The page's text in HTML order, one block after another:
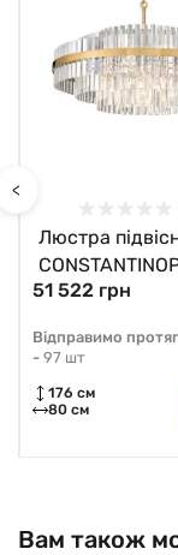
<
Люстра
P0567-16A-
51 522 грн
Відправимо
- 97 шт
176 см
80 см
Вам також